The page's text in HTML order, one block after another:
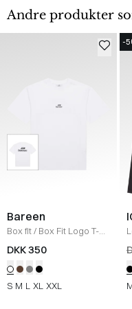
Andre produkter
Bareen
Box fit/ Box Fit Logo T-
shirt /WHITE
DKK 350
S M L XL XXL
-